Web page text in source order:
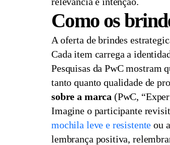
Como os
A oferta de brindes
Cada item carrega a
Pesquisas da PwC mostram
tanto quanto qualidade de
sobre a marca (PwC,
Imagine o participante
mochila leve e resistente ou
lembrança positiva,